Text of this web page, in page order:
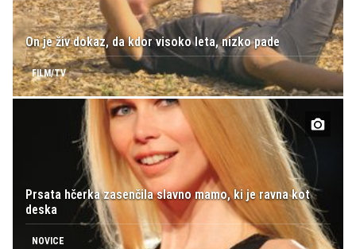
On je živ dokaz, da kdor visoko leta, nizko pade
FILM/TV
Prsata hčerka zasenčila slavno mamo, ki je ravna kot
deska
NOVICE